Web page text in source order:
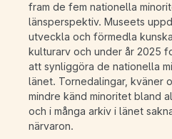
fram de fem nationella
länsperspektiv. Museets
utveckla och förmedla
kulturarv och under år 2025
att synliggöra de nationella
länet. Tornedalingar, kväner
mindre känd minoritet bland
och i många arkiv i länet
närvaron.